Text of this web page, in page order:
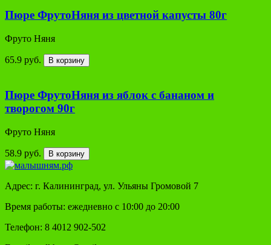
Пюре ФрутоНяня из цветной капусты 80г
Фруто Няня
65.9 руб. В корзину
Пюре ФрутоНяня из яблок с бананом и
творогом 90г
Фруто Няня
58.9 руб. В корзину
Адрес: г. Калининград, ул. Ульяны Громовой 7
Время работы: ежедневно с 10:00 до 20:00
Телефон: 8 4012 902-502